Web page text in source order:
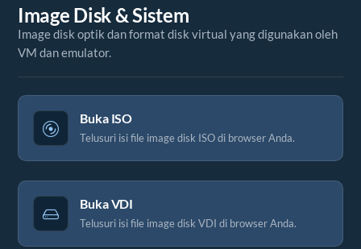
Image Disk & Sistem
Image disk optik dan format disk virtual yang digunakan oleh
VM dan emulator.
Buka ISO
Telusuri isi file image disk ISO di browser Anda.
Buka VDI
Telusuri isi file image disk VDI di browser Anda.